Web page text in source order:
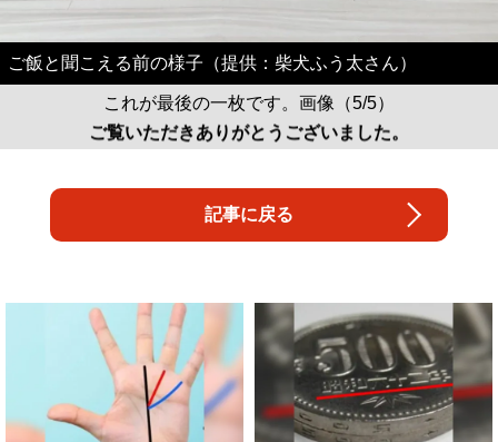
ご飯と聞こえる前の様子（提供：柴犬ふう太さん）
これが最後の一枚です。画像（5/5）
ご覧いただきありがとうございました。
記事に戻る